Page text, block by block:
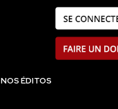
NOS ÉDITOS